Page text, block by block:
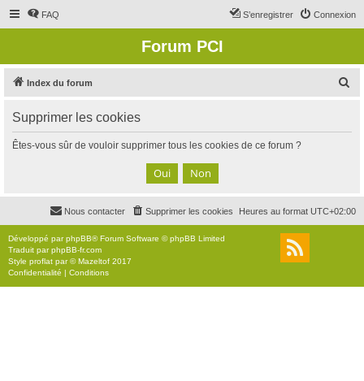
FAQ Connexion
S’enregistrer
Forum PCI
Index du forum
c
Supprimer les cookies
Êtes-vous sûr de vouloir supprimer tous les cookies de ce forum ?
Heures au format UTC+02:00
Supprimer les cookies
Nous contacter
Développé parphpBB® Forum Software © phpBB Limited
Traduit parphpBB-fr.com
Style proflat par ©Mazeltof 2017
Confidentialité | Conditions